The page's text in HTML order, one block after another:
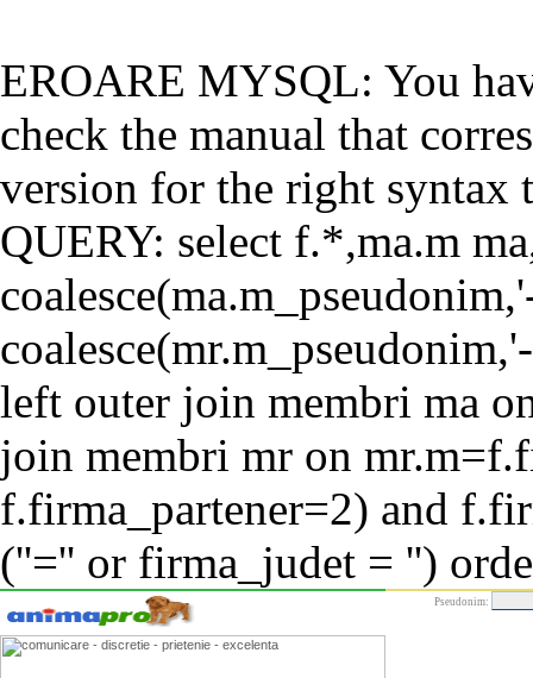
EROARE MYSQL: You
check the manual that
version for the right syntax
QUERY: select f.*,ma.m
left outer join membri ma
join membri mr on
f.firma_partener=2) and
(''='' or firma_judet = '')
Pseudonim: